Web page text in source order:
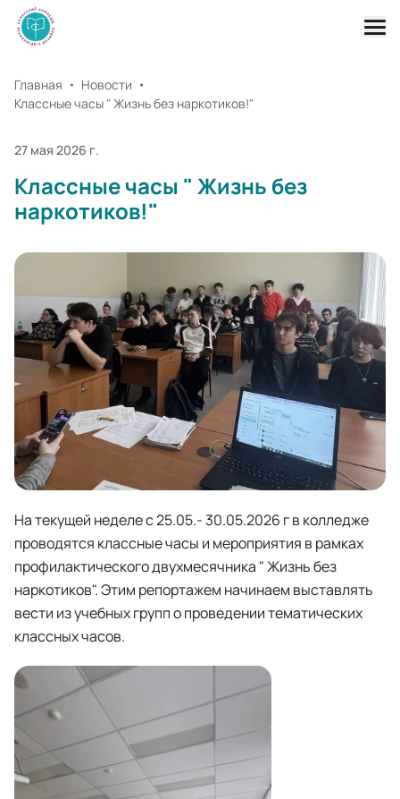
Главная
Новости
Классные часы " Жизнь без наркотиков!"
27 мая 2026 г.
Классные часы " Жизнь без
наркотиков!"
На текущей неделе с 25.05.- 30.05.2026 г в колледже
проводятся классные часы и мероприятия в рамках
профилактического двухмесячника " Жизнь без
наркотиков". Этим репортажем начинаем выставлять
вести из учебных групп о проведении тематических
классных часов.